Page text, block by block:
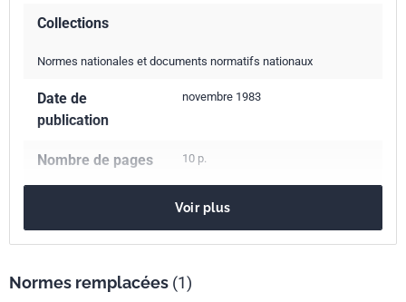
Collections
Normes nationales et documents normatifs nationaux
Date de
publication
novembre 1983
Nombre de pages 10 p.
Codes ICS
Indice de
A51-104
Voir plus
Normes remplacées (1)